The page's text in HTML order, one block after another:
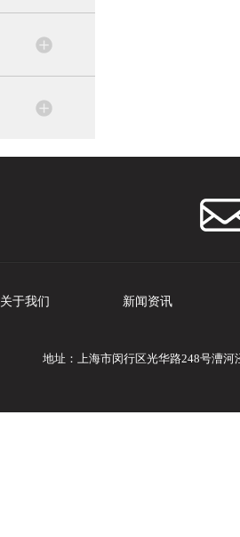
关于我们 新闻资讯
地址：上海市闵行区光华路248号漕